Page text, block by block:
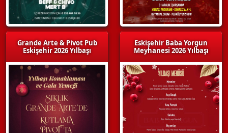
Grande Arte & Pivot Pub
Eskişehir 2026 Yılbaşı
Eskişehir Baba Yorgun
Meyhanesi 2026 Yılbaşı